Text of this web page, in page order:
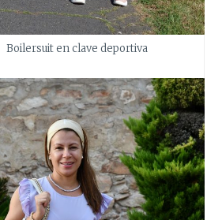
Boilersuit en clave deportiva